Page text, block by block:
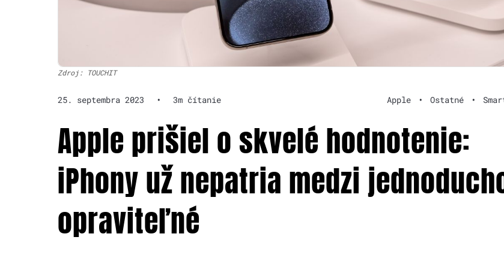
Zdroj: TOUCHIT
25. septembra 2023 • 3m čítanie Apple • Ostatné •
Apple prišiel o skvelé hodnotenie:
iPhony už nepatria medzi
opraviteľné